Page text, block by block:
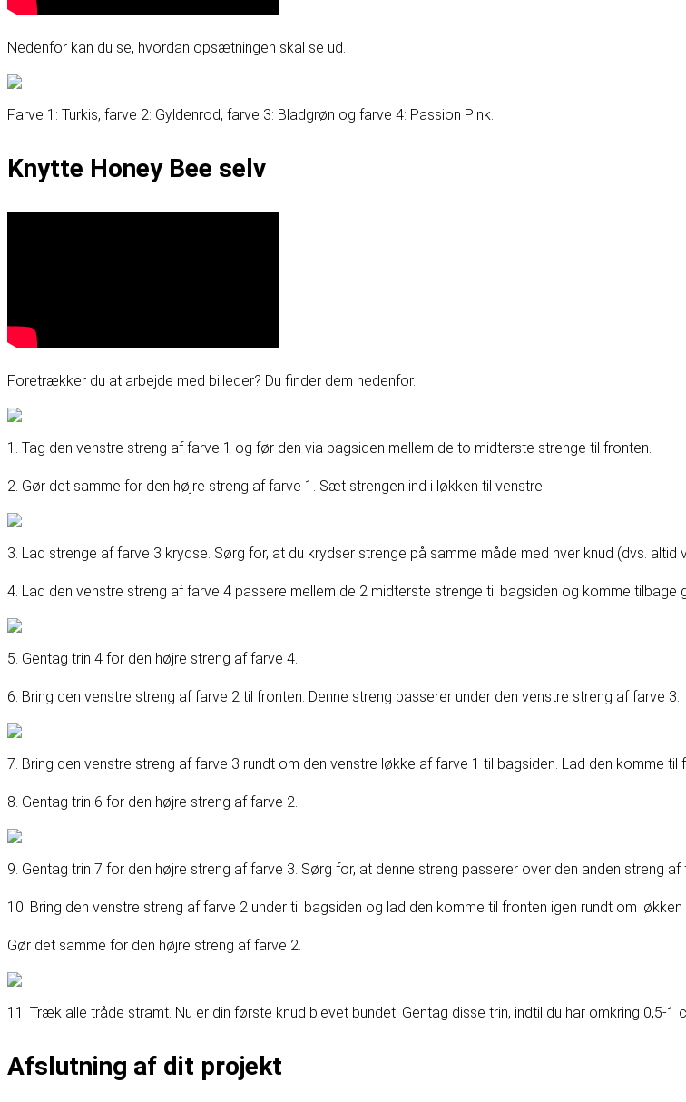
Nedenfor kan du se, hvordan opsætningen skal se ud.
Farve 1: Turkis, farve 2: Gyldenrod, farve 3: Bladgrøn og farve 4: Passion Pink.
Knytte Honey Bee selv
Foretrækker du at arbejde med billeder? Du finder dem nedenfor.
1. Tag den venstre streng af farve 1 og før den via bagsiden mellem de to midterste strenge til fronten.
2. Gør det samme for den højre streng af farve 1. Sæt strengen ind i løkken til venstre.
3. Lad strenge af farve 3 krydse. Sørg for, at du krydser strenge på samme måde med hver knud (dvs. altid
4. Lad den venstre streng af farve 4 passere mellem de 2 midterste strenge til bagsiden og komme tilbage
5. Gentag trin 4 for den højre streng af farve 4.
6. Bring den venstre streng af farve 2 til fronten. Denne streng passerer under den venstre streng af farve 3.
7. Bring den venstre streng af farve 3 rundt om den venstre løkke af farve 1 til bagsiden. Lad den komme
8. Gentag trin 6 for den højre streng af farve 2.
9. Gentag trin 7 for den højre streng af farve 3. Sørg for, at denne streng passerer over den anden streng af
10. Bring den venstre streng af farve 2 under til bagsiden og lad den komme til fronten igen rundt om
Gør det samme for den højre streng af farve 2.
11. Træk alle tråde stramt. Nu er din første knud blevet bundet. Gentag disse trin, indtil du har omkring 0,5-1
Afslutning af dit projekt